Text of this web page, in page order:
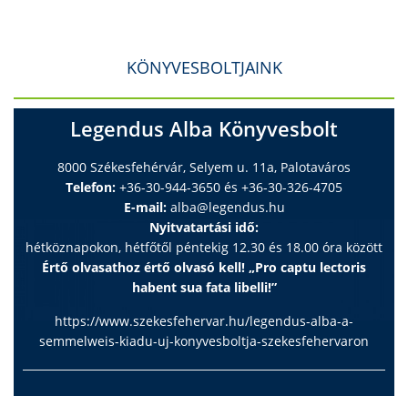
KÖNYVESBOLTJAINK
Legendus Alba Könyvesbolt
8000 Székesfehérvár, Selyem u. 11a, Palotaváros
Telefon: +36-30-944-3650 és +36-30-326-4705
E-mail: alba@legendus.hu
Nyitvatartási idő:
hétköznapokon, hétfőtől péntekig 12.30 és 18.00 óra között
Értő olvasathoz értő olvasó kell! „Pro captu lectoris
habent sua fata libelli!”
https://www.szekesfehervar.hu/legendus-alba-a-
semmelweis-kiadu-uj-konyvesboltja-szekesfehervaron